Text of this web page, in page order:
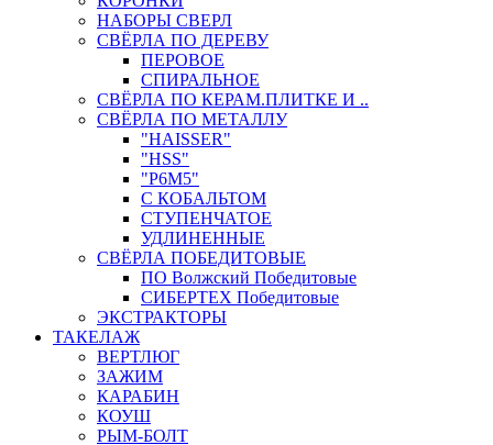
НАБОРЫ СВЕРЛ
СВЁРЛА ПО ДЕРЕВУ
ПЕРОВОЕ
СПИРАЛЬНОЕ
СВЁРЛА ПО КЕРАМ.ПЛИТКЕ И ..
СВЁРЛА ПО МЕТАЛЛУ
"HAISSER"
"HSS"
"Р6М5"
С КОБАЛЬТОМ
СТУПЕНЧАТОЕ
УДЛИНЕННЫЕ
СВЁРЛА ПОБЕДИТОВЫЕ
ПО Волжский Победитовые
СИБЕРТЕХ Победитовые
ЭКСТРАКТОРЫ
ТАКЕЛАЖ
ВЕРТЛЮГ
ЗАЖИМ
КАРАБИН
КОУШ
РЫМ-БОЛТ